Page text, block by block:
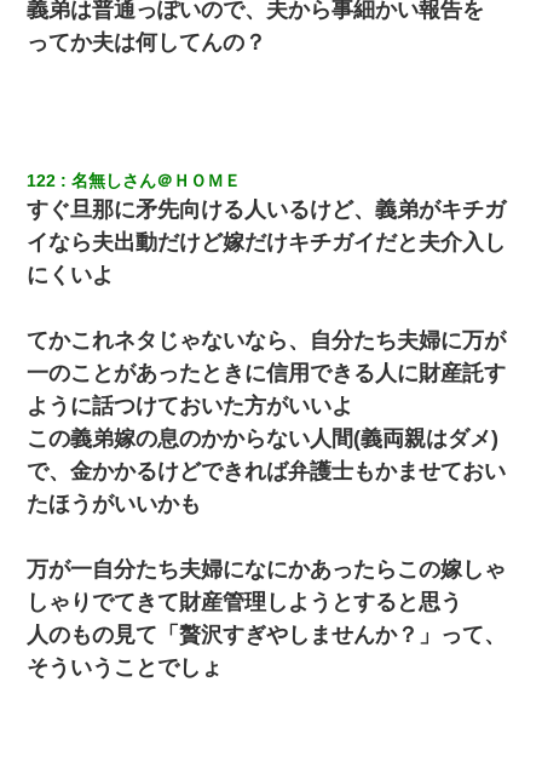
義弟は普通っぽいので、夫から事細かい報告を
ってか夫は何してんの？
122 名無しさん＠ＨＯＭＥ
すぐ旦那に矛先向ける人いるけど、義弟がキチガ
イなら夫出動だけど嫁だけキチガイだと夫介入し
にくいよ
てかこれネタじゃないなら、自分たち夫婦に万が
一のことがあったときに信用できる人に財産託す
ように話つけておいた方がいいよ
この義弟嫁の息のかからない人間(義両親はダメ)
で、金かかるけどできれば弁護士もかませておい
たほうがいいかも
万が一自分たち夫婦になにかあったらこの嫁しゃ
しゃりでてきて財産管理しようとすると思う
人のもの見て「贅沢すぎやしませんか？」って、
そういうことでしょ